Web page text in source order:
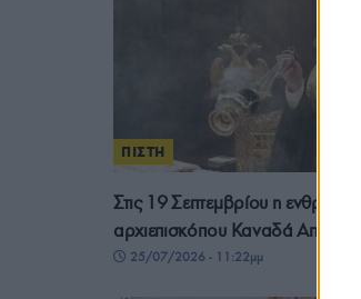
ΠΙΣΤΗ
Στις 19 Σεπτεμβρίου η
αρχιεπισκόπου Καναδά
25/07/2026 - 11:22μμ